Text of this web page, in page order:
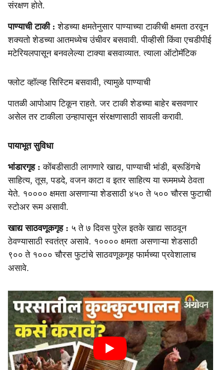
संरक्षण होते.
पाण्याची टाकी : शेडच्या क्षमतेनुसार पाण्याच्या टाकीची क्षमता ठरवून
शक्यतो शेडच्या आतमध्येच उंचीवर बसवावी. पीव्हीसी किंवा एचडीपीई
मटेरियलपासून बनवलेल्या टाक्या बसवाव्यात. त्याला ऑटोमॅटिक
फ्लोट व्हॉल्व्ह सिस्टिम बसवावी, त्यामुळे पाण्याची
पातळी आपोआप टिकून राहते. जर टाकी शेडच्या बाहेर बसवणार
असेल तर टाकीला उन्हापासून संरक्षणासाठी सावली करावी.
पायाभूत सुविधा
भांडारगृह : कोंबडीसाठी लागणारे खाद्य, पाण्याची भांडी, ब्रूडिंगचे
साहित्य, तूस, पडदे, वजन काटा व इतर साहित्य या रूममध्ये ठेवता
येते. १०००० क्षमता असणाऱ्या शेडसाठी ४५० ते ५०० चौरस फुटाची
स्टोअर रूम असावी.
खाद्य साठवणूकगृह : ५ ते ७ दिवस पुरेल इतके खाद्य साठवून
ठेवण्यासाठी स्वतंत्र असावे. १०००० क्षमता असणाऱ्या शेडसाठी
९०० ते १००० चौरस फुटांचे साठवणूकगृह फार्मच्या प्रवेशालाच
असावे.